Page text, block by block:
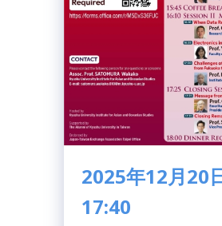
2025年12月20
17:40